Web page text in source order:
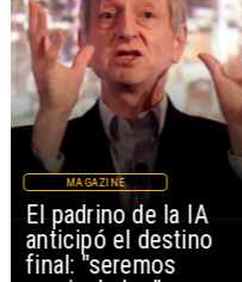
El padrino de la IA
anticipó el destino
final: "seremos
MAGAZINE